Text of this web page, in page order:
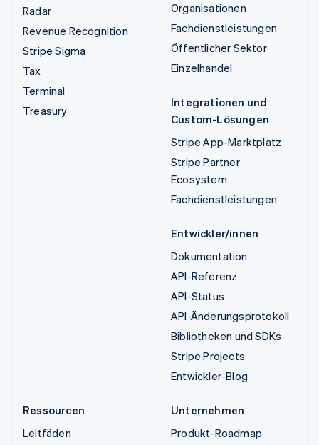
Radar
Revenue Recognition
Stripe Sigma
Tax
Terminal
Treasury
Organisationen
Fachdienstleistungen
Öffentlicher Sektor
Einzelhandel
Integrationen und
Custom-Lösungen
Stripe App-Marktplatz
Stripe Partner
Ecosystem
Fachdienstleistungen
Entwickler/innen
Dokumentation
API-Referenz
API-Status
API-Änderungsprotokoll
Bibliotheken und SDKs
Stripe Projects
Entwickler-Blog
Ressourcen
Leitfäden
Unternehmen
Produkt-Roadmap